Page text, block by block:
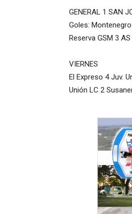
GENERAL 1 SAN
Goles:
Reserva GSM 3 AS
VIERNES
El Expreso 4 Juv.
Unión LC 2